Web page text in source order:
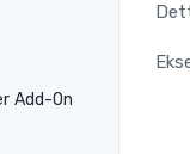
Add-On